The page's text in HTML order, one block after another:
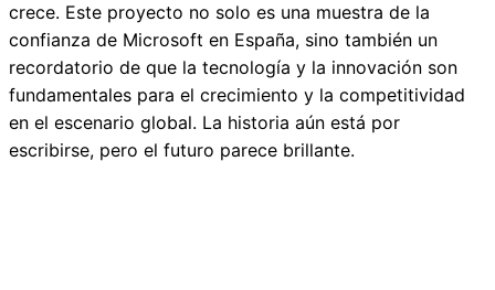
crece. Este proyecto no solo es una muestra de la
confianza de Microsoft en España, sino también un
recordatorio de que la tecnología y la innovación son
fundamentales para el crecimiento y la competitividad
en el escenario global. La historia aún está por
escribirse, pero el futuro parece brillante.